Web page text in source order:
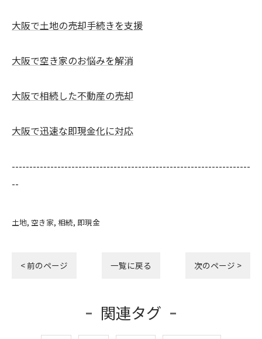
大阪で土地の売却手続きを支援
大阪で空き家のお悩みを解消
大阪で相続した不動産の売却
大阪で迅速な即現金化に対応
--------------------------------------------------------------------
--
土地 空き家 相続 即現金
< 前のページ 一覧に戻る 次のページ >
関連タグ